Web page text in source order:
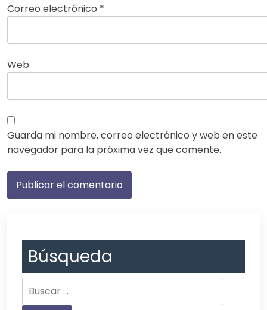
Correo electrónico *
Web
Guarda mi nombre, correo electrónico y web en este
navegador para la próxima vez que comente.
Búsqueda